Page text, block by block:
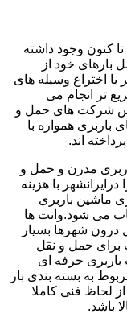
کنون وجود داشته
بارهای خود از
اختراع وسیله های
تر انجام می
شرکت های حمل و
همواره با
اند.
مدرن و حمل و
با هزینه
ماشین باربری
می شود.وانت ها
شهرها بسیار
برای حمل و نقل
حرفه ای
به بسته بندی بار
لحاظ فنی کاملا
باشد.